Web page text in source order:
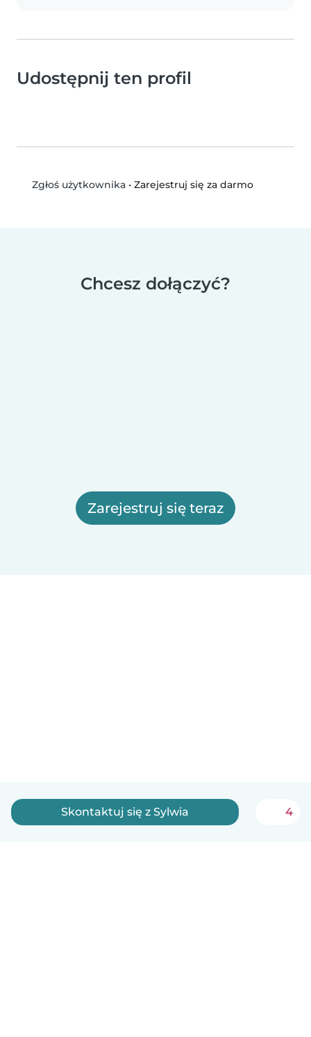
Udostępnij ten profil
Zgłoś użytkownika• Zarejestruj się za darmo
Chcesz dołączyć?
Zarejestruj się teraz
Skontaktuj się z Sylwia 4